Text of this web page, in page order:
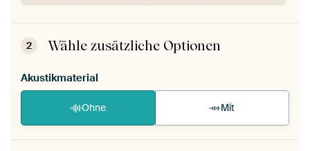
Dein ArtFrame ist im Handumdrehen
aufgebaut.Montageanleitung ansehen
2 Wähle zusätzliche Optionen
Akustikmaterial
Ohne Mit